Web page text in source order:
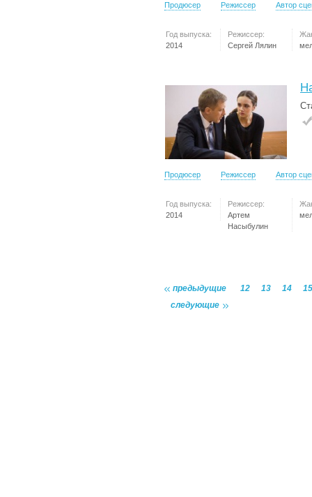
Продюсер Режиссер Автор
Год выпуска:
2014
Режиссер:
Сергей Лялин
Продюсер Режиссер Автор
Год выпуска:
2014
Режиссер:
Артем
Насыбулин
предыдущие 12 13 14
15
следующие